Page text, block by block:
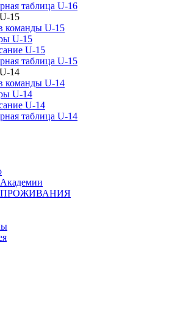
таблица U-16
15
команды U-15
U-15
U-15
таблица U-15
14
команды U-14
U-14
U-14
таблица U-14